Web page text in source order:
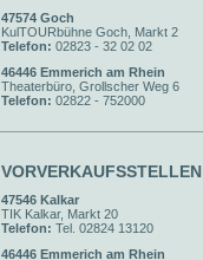
47574 Goch
KulTOURbühne Goch, Markt 2
Telefon: 02823 - 32 02 02
46446 Emmerich am Rhein
Theaterbüro, Grollscher Weg 6
Telefon: 02822 - 752000
VORVERKAUFSSTELLEN
47546 Kalkar
TIK Kalkar, Markt 20
Telefon: Tel. 02824 13120
46446 Emmerich am Rhein